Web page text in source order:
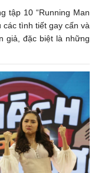
tập 10 “Running Man
các tình tiết gay cấn và
giả, đặc biệt là những